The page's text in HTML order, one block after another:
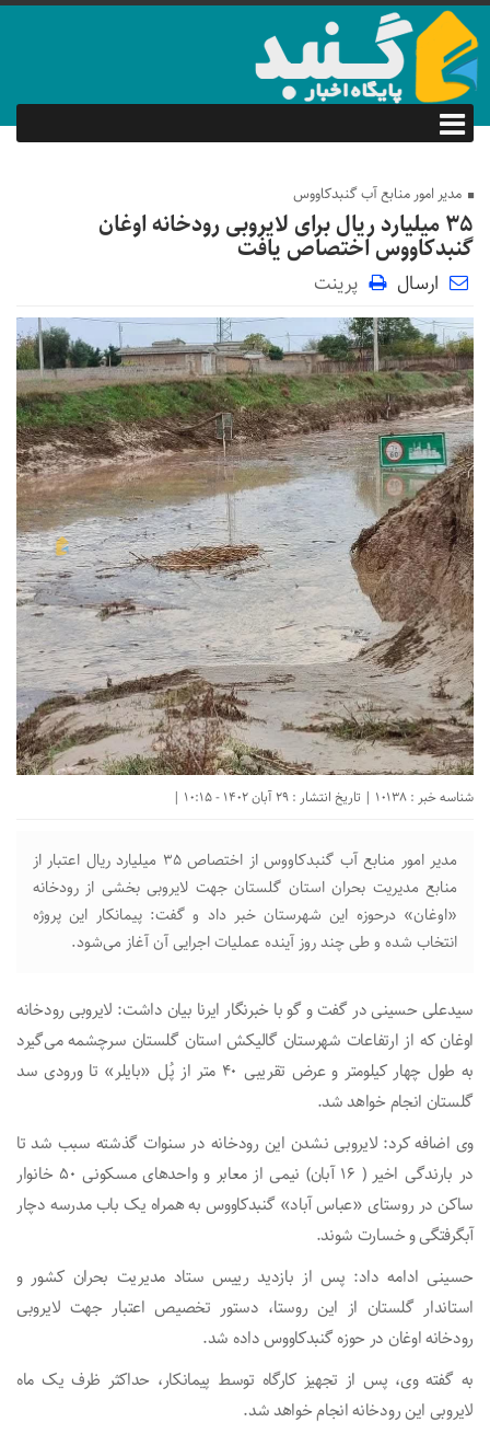
مدیر امور منابع آب گنبدکاووس
۳۵ میلیارد ریال برای لایروبی رودخانه اوغان
گنبدکاووس اختصاص یافت
ارسال پرینت
شناسه خبر : 10138 | تاریخ انتشار : 29 آبان 1402 - 10:15 |
مدیر امور منابع آب گنبدکاووس از اختصاص ۳۵ میلیارد ریال اعتبار از
منابع مدیریت بحران استان گلستان جهت لایروبی بخشی از رودخانه
«اوغان» درحوزه این شهرستان خبر داد و گفت: پیمانکار این پروژه
انتخاب شده و طی چند روز آینده عملیات اجرایی آن آغاز می‌شود.
سیدعلی حسینی در گفت و گو با خبرنگار ایرنا بیان داشت: لایروبی رودخانه
اوغان که از ارتفاعات شهرستان گالیکش استان گلستان سرچشمه می‌گیرد
به طول چهار کیلومتر و عرض تقریبی ۴۰ متر از پُل «بایلر» تا ورودی سد
گلستان انجام خواهد شد.
وی اضافه کرد: لایروبی نشدن این رودخانه در سنوات گذشته سبب شد تا
در بارندگی اخیر ( ۱۶ آبان) نیمی از معابر و واحدهای مسکونی ۵۰ خانوار
ساکن در روستای «عباس آباد» گنبدکاووس به همراه یک باب مدرسه دچار
آبگرفتگی و خسارت شوند.
حسینی ادامه داد: پس از بازدید رییس ستاد مدیریت بحران کشور و
استاندار گلستان از این روستا، دستور تخصیص اعتبار جهت لایروبی
رودخانه اوغان در حوزه گنبدکاووس داده شد.
به گفته وی، پس از تجهیز کارگاه توسط پیمانکار، حداکثر ظرف یک ماه
لایروبی این رودخانه انجام خواهد شد.